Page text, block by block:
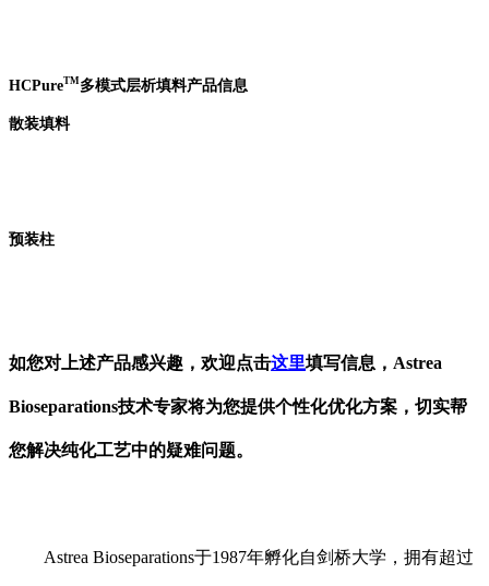
HCPureTM 多模式层析填料产品信息
散装填料
预装柱
如您对上述产品感兴趣，欢迎点击这里填写信息， Astrea
Bioseparations技术专家将为您提供个性化优化方案 ，切实帮
您解决纯化工艺中的疑难问题。
Astrea Bioseparations于1987年孵化自剑桥大学，拥有超过